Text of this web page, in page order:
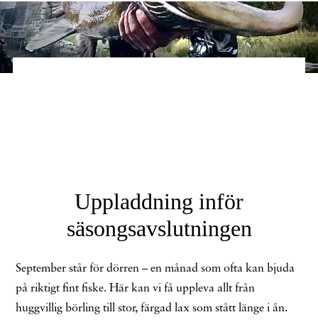
Uppladdning inför
säsongsavslutningen
September står för dörren – en månad som ofta kan bjuda
på riktigt fint fiske. Här kan vi få uppleva allt från
huggvillig börling till stor, färgad lax som stått länge i ån.